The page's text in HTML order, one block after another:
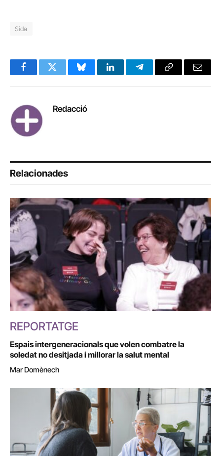
Sida
FacebookTwitter BlueskyLinkedInTelegramCopy
Email
Redacció
Relacionades
REPORTATGE
Espais intergeneracionals que volen combatre la
soledat no desitjada i millorar la salut mental
Mar Domènech